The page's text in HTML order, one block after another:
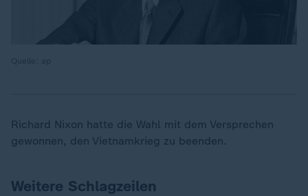
Richard Nixon hatte die Wahl mit dem Versprechen
gewonnen, den Vietnamkrieg zu beenden.
Weitere Schlagzeilen